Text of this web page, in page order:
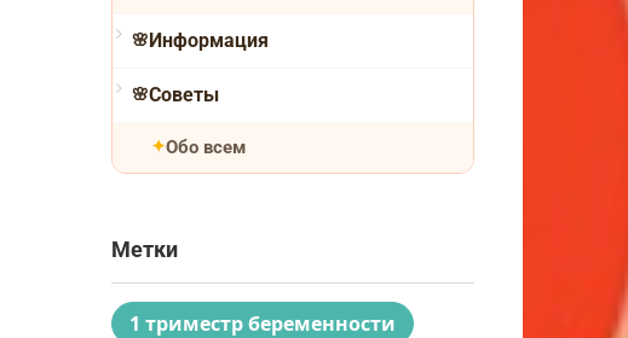
Информация
Советы
Обо всем
Метки
1 триместр беременности